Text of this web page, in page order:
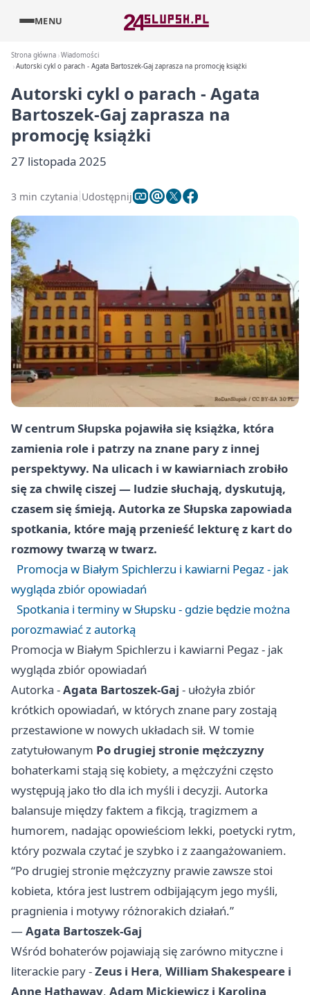
MENU
Strona główna Wiadomości
Autorski cykl o parach - Agata Bartoszek-Gaj zaprasza na promocję książki
Autorski cykl o parach - Agata
Bartoszek-Gaj zaprasza na
promocję książki
27 listopada 2025
3 min czytania Udostępnij
W centrum Słupska pojawiła się książka, która
zamienia role i patrzy na znane pary z innej
perspektywy. Na ulicach i w kawiarniach zrobiło
się za chwilę ciszej — ludzie słuchają, dyskutują,
czasem się śmieją. Autorka ze Słupska zapowiada
spotkania, które mają przenieść lekturę z kart do
rozmowy twarzą w twarz.
Promocja w Białym Spichlerzu i kawiarni Pegaz - jak
wygląda zbiór opowiadań
Spotkania i terminy w Słupsku - gdzie będzie można
porozmawiać z autorką
Promocja w Białym Spichlerzu i kawiarni Pegaz - jak
wygląda zbiór opowiadań
Autorka -Agata Bartoszek-Gaj - ułożyła zbiór
krótkich opowiadań, w których znane pary zostają
przestawione w nowych układach sił. W tomie
zatytułowanym Po drugiej stronie mężczyzny
bohaterkami stają się kobiety, a mężczyźni często
występują jako tło dla ich myśli i decyzji. Autorka
balansuje między faktem a fikcją, tragizmem a
humorem, nadając opowieściom lekki, poetycki rytm,
który pozwala czytać je szybko i z zaangażowaniem.
“Po drugiej stronie mężczyzny prawie zawsze stoi
kobieta, która jest lustrem odbijającym jego myśli,
pragnienia i motywy różnorakich działań.”
— Agata Bartoszek-Gaj
Wśród bohaterów pojawiają się zarówno mityczne i
literackie pary -Zeus i Hera, William Shakespeare i
Anne Hathaway, Adam Mickiewicz i Karolina